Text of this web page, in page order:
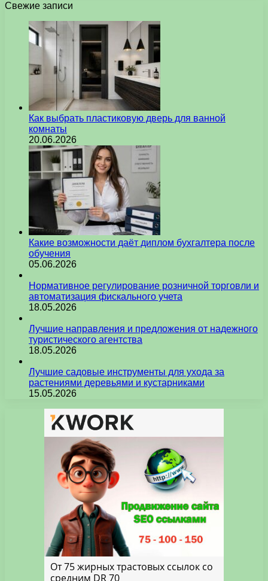
Свежие записи
Как выбрать пластиковую дверь для ванной
комнаты
20.06.2026
Какие возможности даёт диплом бухгалтера после
обучения
05.06.2026
Нормативное регулирование розничной торговли и
автоматизация фискального учета
18.05.2026
Лучшие направления и предложения от надежного
туристического агентства
18.05.2026
Лучшие садовые инструменты для ухода за
растениями деревьями и кустарниками
15.05.2026